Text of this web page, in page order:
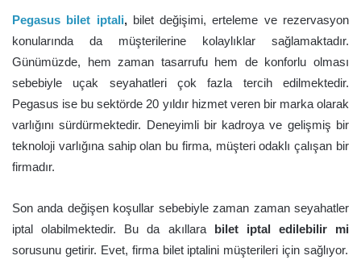
Pegasus bilet iptali,bilet değişimi, erteleme ve rezervasyon
konularında da müşterilerine kolaylıklar sağlamaktadır.
Günümüzde, hem zaman tasarrufu hem de konforlu olması
sebebiyle uçak seyahatleri çok fazla tercih edilmektedir.
Pegasus ise bu sektörde 20 yıldır hizmet veren bir marka olarak
varlığını sürdürmektedir. Deneyimli bir kadroya ve gelişmiş bir
teknoloji varlığına sahip olan bu firma, müşteri odaklı çalışan bir
firmadır.
Son anda değişen koşullar sebebiyle zaman zaman seyahatler
iptal olabilmektedir. Bu da akıllara bilet iptal edilebilir mi
sorusunu getirir. Evet, firma bilet iptalini müşterileri için sağlıyor.